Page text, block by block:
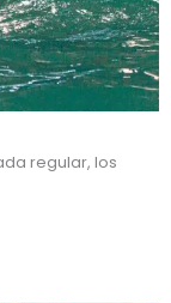
regular, los